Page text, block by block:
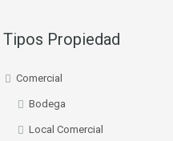
Tipos Propiedad
Comercial
Bodega
Local Comercial